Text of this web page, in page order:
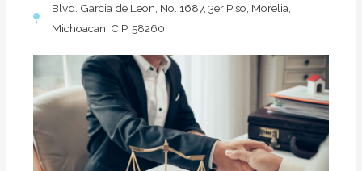
Blvd. Garcia de Leon, No. 1687, 3er Piso, Morelia,
Michoacan, C.P. 58260.